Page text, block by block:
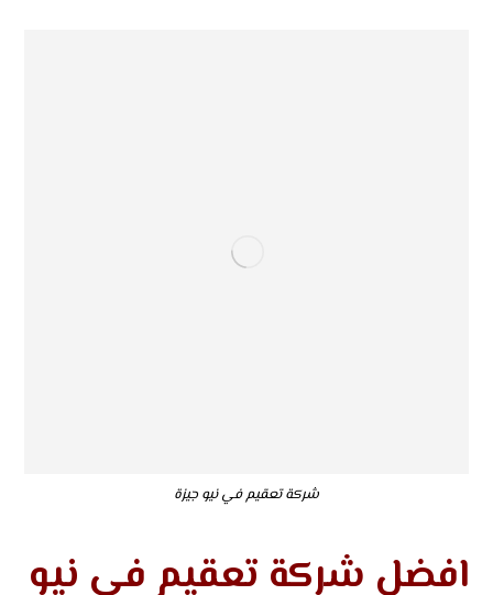
شركة تعقيم في نيو جيزة
افضل شركة تعقيم في نيو